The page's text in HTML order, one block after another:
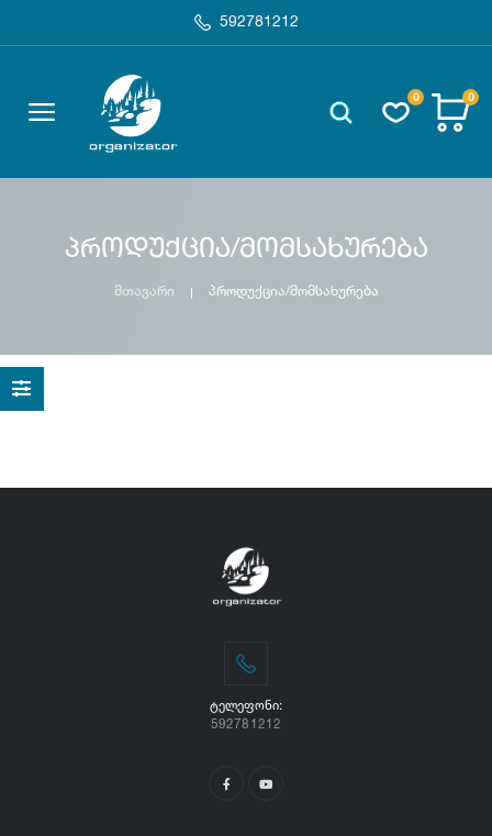
592781212
0 0
პროდუქცია/მომსახურება
მთავარი პროდუქცია/მომსახურება
ᲢᲔᲚᲔᲤᲝᲜᲘ:
592781212